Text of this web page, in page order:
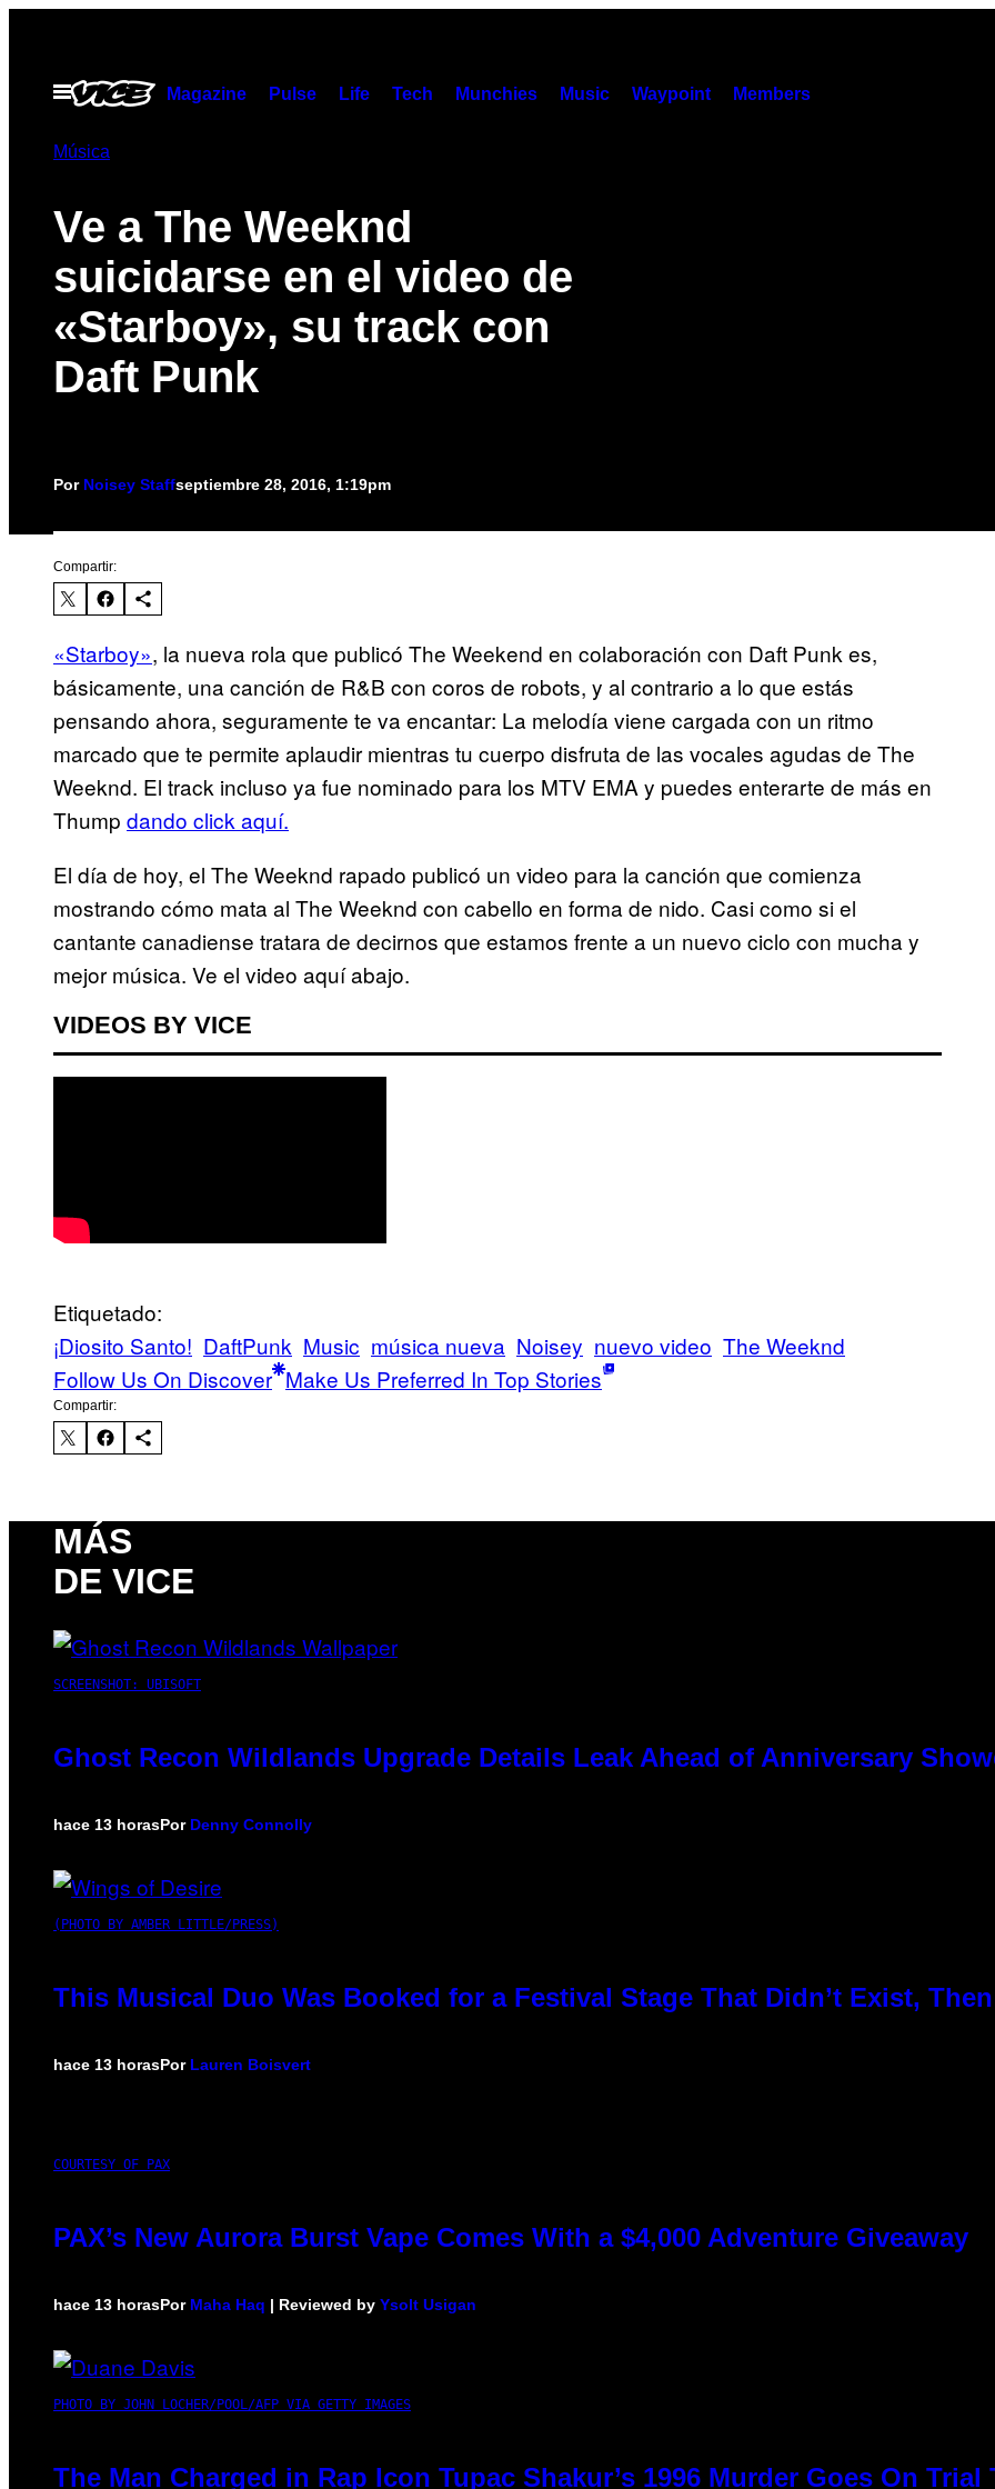
contenido
Abrir
Menú
Magazine Pulse Life Tech Munchies Music Waypoint Members
Música
Ve a The Weeknd
suicidarse en el video de
«Starboy», su track con
Daft Punk
Por Noisey Staffseptiembre 28, 2016, 1:19pm
Compartir:
«Starboy»​, la nueva rola que publicó The Weekend en colaboración con Daft Punk es,
básicamente, una canción de R&B con coros de robots, y al contrario a lo que estás
pensando ahora, seguramente te va encantar: La melodía viene cargada con un ritmo
marcado que te permite aplaudir mientras tu cuerpo disfruta de las vocales agudas de The
Weeknd. El track incluso ya fue nominado para los MTV EMA y puedes enterarte de más en
Thump dando click aquí.
El día de hoy, el The Weeknd rapado publicó un video para la canción que comienza
mostrando cómo mata al The Weeknd con cabello en forma de nido. Casi como si el
cantante canadiense tratara de decirnos que estamos frente a un nuevo ciclo con mucha y
mejor música. Ve el video aquí abajo.
VIDEOS BY VICE
Etiquetado:
¡Diosito Santo! DaftPunk Music música nueva Noisey nuevo video The Weeknd
Follow Us On Discover Make Us Preferred In Top Stories
Compartir:
MÁS
DE VICE
SCREENSHOT: UBISOFT
Ghost Recon Wildlands Upgrade Details Leak Ahead of Anniversary
hace 13 horasPor Denny Connolly
(PHOTO BY AMBER LITTLE/PRESS)
This Musical Duo Was Booked for a Festival Stage That Didn’t Exist,
hace 13 horasPor Lauren Boisvert
COURTESY OF PAX
PAX’s New Aurora Burst Vape Comes With a $4,000 Adventure Giveaway
hace 13 horasPor Maha Haq | Reviewed by Ysolt Usigan
PHOTO BY JOHN LOCHER/POOL/AFP VIA GETTY IMAGES
The Man Charged in Rap Icon Tupac Shakur’s 1996 Murder Goes On